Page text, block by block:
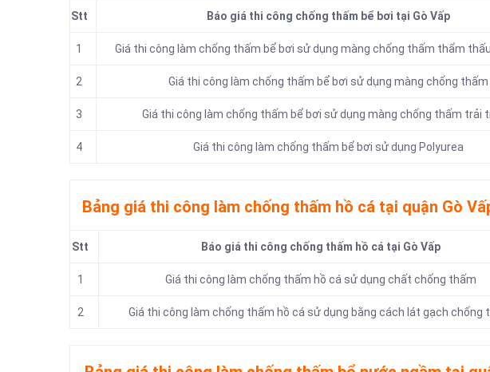
Stt Báo giá thi công chống thấm bể bơi tại Gò Vấp
1 Giá thi công làm chống thấm bể bơi sử dụng màng chống thấm thẩm
2 Giá thi công làm chống thấm bể bơi sử dụng màng chống thấm
3 Giá thi công làm chống thấm bể bơi sử dụng màng chống thấm trải
4 Giá thi công làm chống thấm bể bơi sử dụng Polyurea
Bảng giá thi công làm chống thấm hồ cá tại quận Gò
Stt Báo giá thi công chống thấm hồ cá tại Gò Vấp
1 Giá thi công làm chống thấm hồ cá sử dụng chất chống thấm
2 Giá thi công làm chống thấm hồ cá sử dụng bằng cách lát gạch chống